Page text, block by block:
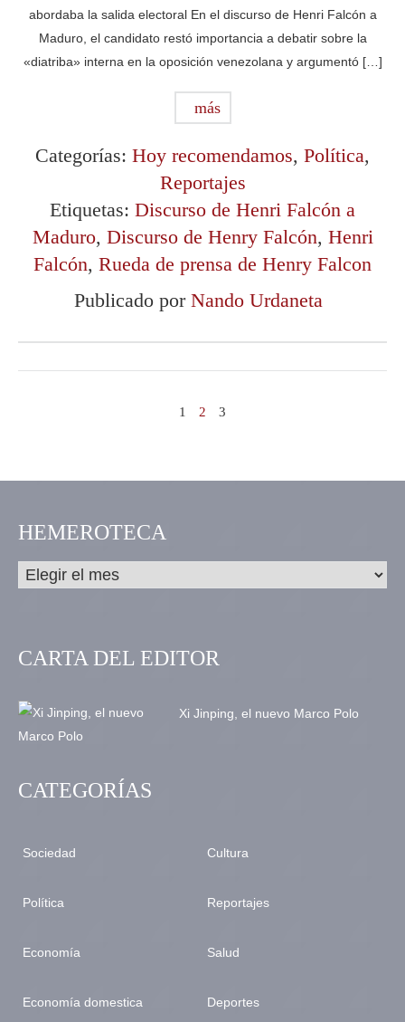
abordaba la salida electoral En el discurso de Henri Falcón a
Maduro, el candidato restó importancia a debatir sobre la
«diatriba» interna en la oposición venezolana y argumentó […]
más
Categorías: Hoy recomendamos, Política,
Reportajes
Etiquetas: Discurso de Henri Falcón a
Maduro, Discurso de Henry Falcón, Henri
Falcón, Rueda de prensa de Henry Falcon
Publicado por Nando Urdaneta
1 2 3
HEMEROTECA
CARTA DEL EDITOR
Xi Jinping, el nuevo Marco Polo
CATEGORÍAS
Sociedad
Política
Economía
Economía domestica
Cultura
Reportajes
Salud
Deportes